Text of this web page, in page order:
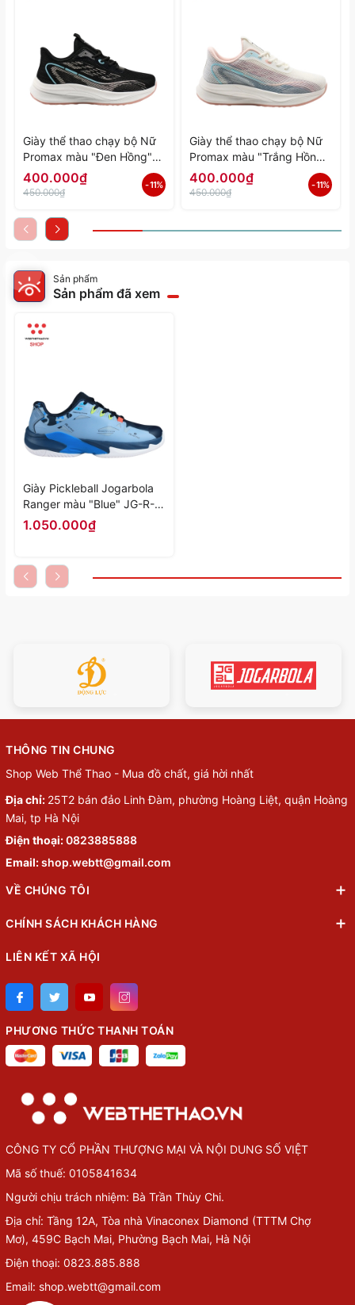
Giày thể thao chạy bộ Nữ
Promax màu "Đen Hồng"
PR-2206-06 - Hàng Chính
Hãng
400.000₫
450.000₫
- 11%
Giày thể thao chạy bộ Nữ
Promax màu "Trắng Hồng"
PR-2206-05 - Hàng Chính
Hãng
400.000₫
450.000₫
- 11%
Sản phẩm
Sản phẩm đã xem
Giày Pickleball Jogarbola
Ranger màu "Blue" JG-R-
03 - Hàng Chính Hãng
1.050.000₫
THÔNG TIN CHUNG
Shop Web Thể Thao - Mua đồ chất, giá hời nhất
Địa chỉ: 25T2 bán đảo Linh Đàm, phường Hoàng Liệt, quận Hoàng
Mai, tp Hà Nội
Điện thoại:0823885888
Email:shop.webtt@gmail.com
VỀ CHÚNG TÔI
CHÍNH SÁCH KHÁCH HÀNG
LIÊN KẾT XÃ HỘI
PHƯƠNG THỨC THANH TOÁN
CÔNG TY CỔ PHẦN THƯỢNG MẠI VÀ NỘI DUNG SỐ VIỆT
Mã số thuế: 0105841634
Người chịu trách nhiệm: Bà Trần Thùy Chi.
Địa chỉ: Tầng 12A, Tòa nhà Vinaconex Diamond (TTTM Chợ
Mơ), 459C Bạch Mai, Phường Bạch Mai, Hà Nội
Điện thoại: 0823.885.888
Email: shop.webtt@gmail.com